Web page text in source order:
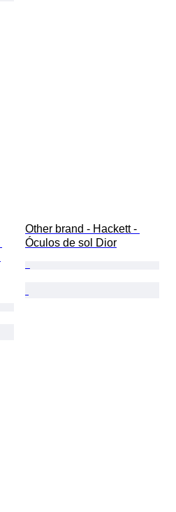
Other brand - Hackett -
Óculos de sol Dior